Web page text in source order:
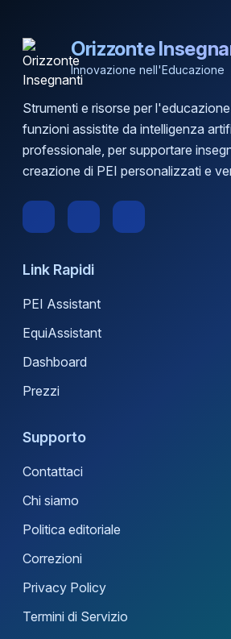
Orizzonte
Innovazione nell'Educazione
Strumenti e risorse per
funzioni assistite da intelligenza
professionale, per supportare
creazione di PEI personalizzati e
Link Rapidi
PEI Assistant
EquiAssistant
Dashboard
Prezzi
Supporto
Contattaci
Chi siamo
Politica editoriale
Correzioni
Privacy Policy
Termini di Servizio